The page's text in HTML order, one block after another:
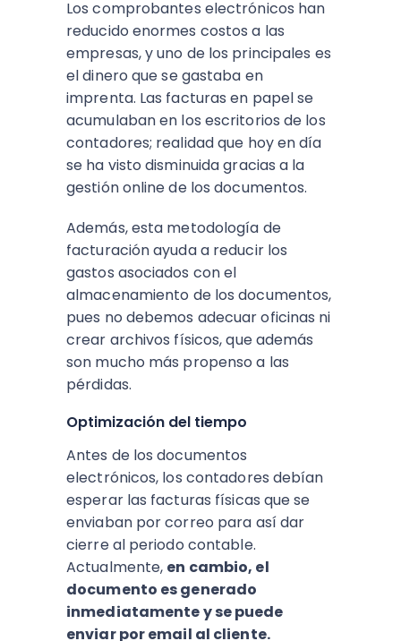
Los comprobantes electrónicos han
reducido enormes costos a las
empresas, y uno de los principales es
el dinero que se gastaba en
imprenta. Las facturas en papel se
acumulaban en los escritorios de los
contadores; realidad que hoy en día
se ha visto disminuida gracias a la
gestión online de los documentos.
Además, esta metodología de
facturación ayuda a reducir los
gastos asociados con el
almacenamiento de los documentos,
pues no debemos adecuar oficinas ni
crear archivos físicos, que además
son mucho más propenso a las
pérdidas.
Optimización del tiempo
Antes de los documentos
electrónicos, los contadores debían
esperar las facturas físicas que se
enviaban por correo para así dar
cierre al periodo contable.
Actualmente, en cambio, el
documento es generado
inmediatamente y se puede
enviar por email al cliente.